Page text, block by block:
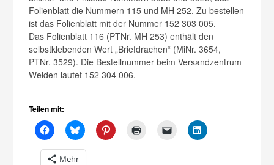
Folienblatt die Nummern 115 und MH 252. Zu bestellen
ist das Folienblatt mit der Nummer 152 303 005.
Das Folienblatt 116 (PTNr. MH 253) enthält den
selbstklebenden Wert „Briefdrachen“ (MiNr. 3654,
PTNr. 3529). Die Bestellnummer beim Versandzentrum
Weiden lautet 152 304 006.
Teilen mit:
Mehr